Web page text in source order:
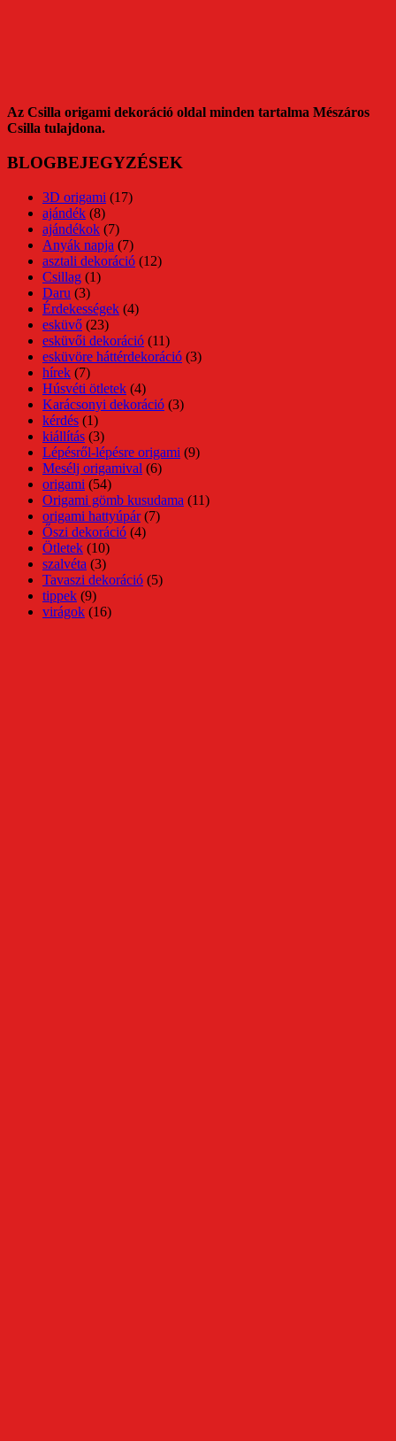
Az Csilla origami dekoráció oldal minden tartalma Mészáros
Csilla tulajdona.
BLOGBEJEGYZÉSEK
3D origami (17)
ajándék (8)
ajándékok (7)
Anyák napja (7)
asztali dekoráció (12)
Csillag (1)
Daru (3)
Érdekességek (4)
esküvő (23)
esküvői dekoráció (11)
esküvöre háttérdekoráció (3)
hírek (7)
Húsvéti ötletek (4)
Karácsonyi dekoráció (3)
kérdés (1)
kiállítás (3)
Lépésről-lépésre origami (9)
Mesélj origamival (6)
origami (54)
Origami gömb kusudama (11)
origami hattyúpár(7)
Őszi dekoráció (4)
Ötletek (10)
szalvéta (3)
Tavaszi dekoráció (5)
tippek (9)
virágok (16)